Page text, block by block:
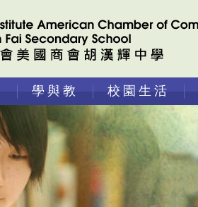
學與教 校園生活